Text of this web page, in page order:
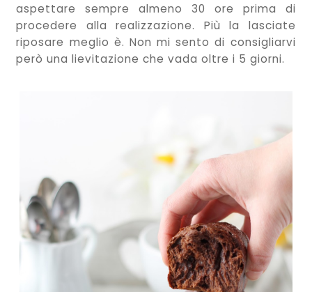
aspettare sempre almeno 30 ore prima di
procedere alla realizzazione. Più la lasciate
riposare meglio è. Non mi sento di consigliarvi
però una lievitazione che vada oltre i 5 giorni.